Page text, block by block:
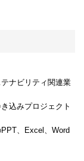
ナビリティ関連業
込みプロジェクト
、Excel、Word